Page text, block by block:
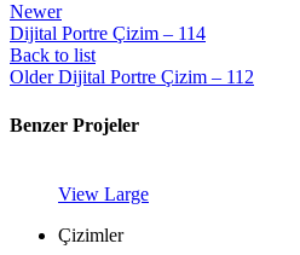
Newer
Dijital Portre Çizim – 114
Back to list
Older Dijital Portre Çizim – 112
Benzer Projeler
View Large
Çizimler